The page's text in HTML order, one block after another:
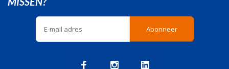
Abonneer